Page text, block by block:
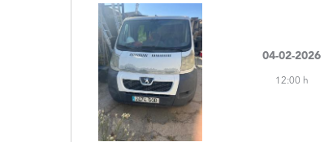
04-02-2026
12:00 h